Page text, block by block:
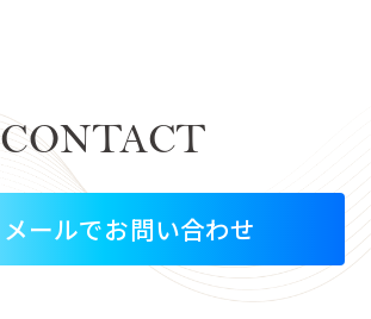
CONTACT
メールでお問い合わせ